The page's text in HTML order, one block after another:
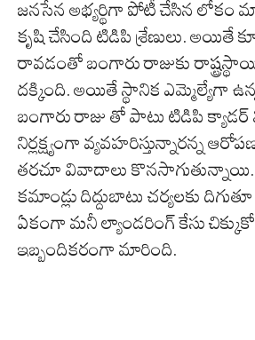
జనసేన అభ్యర్థిగా పోటీ చేసిన లోకం
కృషి చేసింది టిడిపి శ్రేణులు. అయితే
రావడంతో బంగారు రాజుకు
దక్కింది. అయితే స్థానిక ఎమ్మెల్యేగా
బంగారు రాజు తో పాటు టిడిపి
నిర్లక్ష్యంగా వ్యవహరిస్తున్నారన్న
తరచూ వివాదాలు కొనసాగుతున్నాయి.
కమాండ్లు దిద్దుబాటు చర్యలకు
ఏకంగా మనీ ల్యాండరింగ్ కేసు
ఇబ్బందికరంగా మారింది.